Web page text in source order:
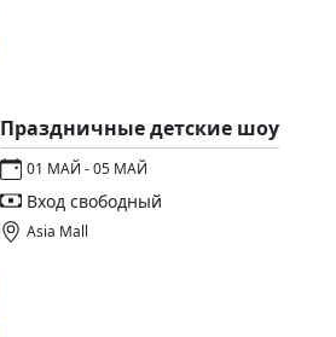
Праздничные детские шоу
01 МАЙ - 05 МАЙ
Вход свободный
Asia Mall